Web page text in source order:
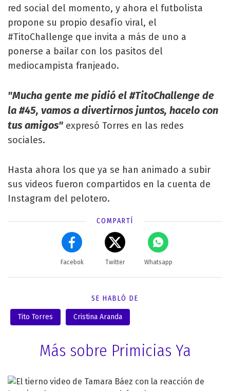
red social del momento, y ahora el futbolista
propone su propio desafío viral, el
#TitoChallenge que invita a más de uno a
ponerse a bailar con los pasitos del
mediocampista franjeado.
"Mucha gente me pidió el #TitoChallenge de
la #45, vamos a divertirnos juntos, hacelo con
tus amigos" expresó Torres en las redes
sociales.
Hasta ahora los que ya se han animado a subir
sus videos fueron compartidos en la cuenta de
Instagram del pelotero.
COMPARTÍ
Facebok Twitter Whatsapp
SE HABLÓ DE
Tito Torres Cristina Aranda
Más sobre Primicias Ya